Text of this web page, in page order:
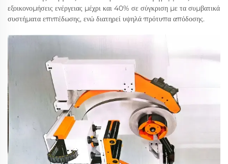
εξοικονομήσεις ενέργειας μέχρι και 40% σε σύγκριση με τα συμβατικά
συστήματα επιπέδωσης, ενώ διατηρεί υψηλά πρότυπα απόδοσης.